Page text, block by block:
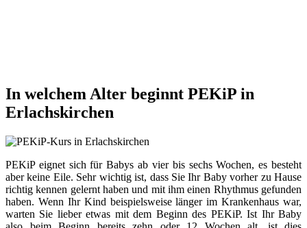
In welchem Alter beginnt PEKiP in
Erlachskirchen
PEKiP eignet sich für Babys ab vier bis sechs Wochen, es besteht
aber keine Eile. Sehr wichtig ist, dass Sie Ihr Baby vorher zu Hause
richtig kennen gelernt haben und mit ihm einen Rhythmus gefunden
haben. Wenn Ihr Kind beispielsweise länger im Krankenhaus war,
warten Sie lieber etwas mit dem Beginn des PEKiP. Ist Ihr Baby